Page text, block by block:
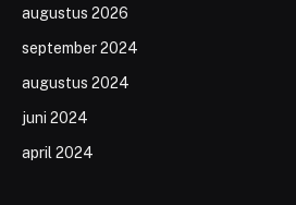
augustus 2026
september 2024
augustus 2024
juni 2024
april 2024